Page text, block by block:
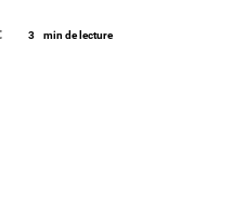
3 min de lecture